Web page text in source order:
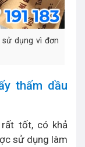
dụng vì đơn
thấm dầu
tốt, có khả
sử dụng làm